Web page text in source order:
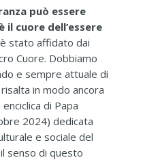
può essere
cuore dell’essere
è stato affidato dai
Cuore. Dobbiamo
e sempre attuale di
in modo ancora
di Papa
2024) dedicata
e sociale del
senso di questo